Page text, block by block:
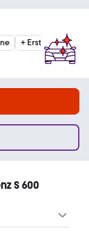
+ Erstzulassung
S 600